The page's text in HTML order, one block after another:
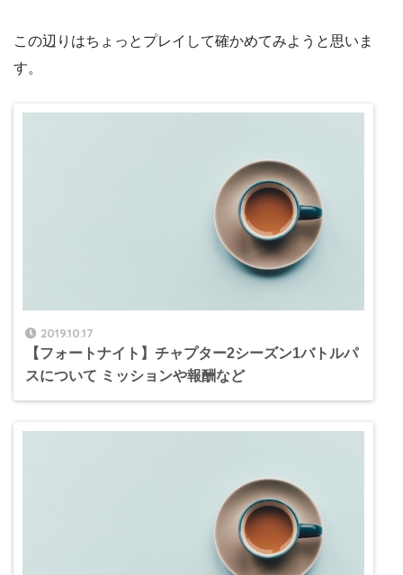
この辺りはちょっとプレイして確かめてみようと思いま
す。
2019.10.17
【フォートナイト】チャプター2シーズン1バトルパ
スについて ミッションや報酬など